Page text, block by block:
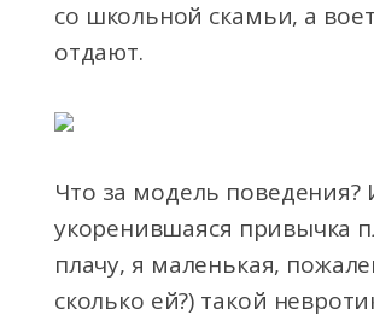
со школьной скамьи, а
отдают.
Что за модель
укоренившаяся привычка
плачу, я маленькая,
сколько ей?) такой